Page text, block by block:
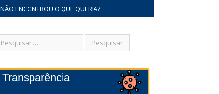
NÃO ENCONTROU O QUE QUERIA?
Transparência